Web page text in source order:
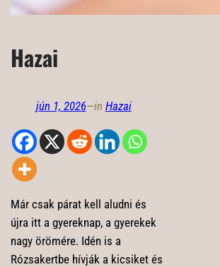
Hazai
jún 1, 2026—in Hazai
Már csak párat kell aludni és
újra itt a gyereknap, a gyerekek
nagy örömére. Idén is a
Rózsakertbe hívják a kicsiket és